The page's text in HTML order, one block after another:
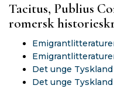
Tacitus, Publius
romersk
Det unge Tyskland
Det unge Tyskland